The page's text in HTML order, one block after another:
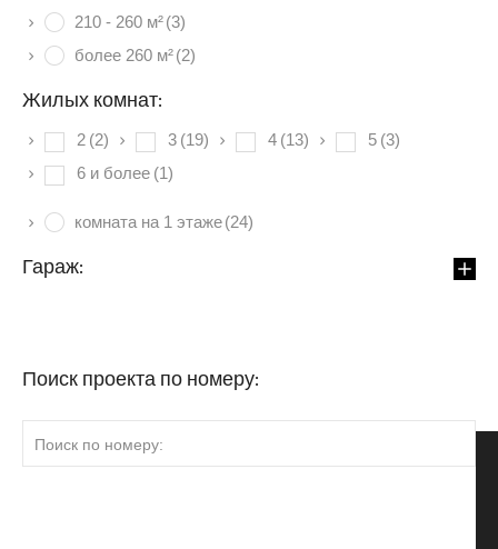
210 - 260 м²(3)
более 260 м²(2)
Жилых комнат:
2 (2) 3 (19) 4 (13) 5 (3)
6 и более (1)
комната на 1 этаже(24)
Гараж:
Поиск проекта по номеру: